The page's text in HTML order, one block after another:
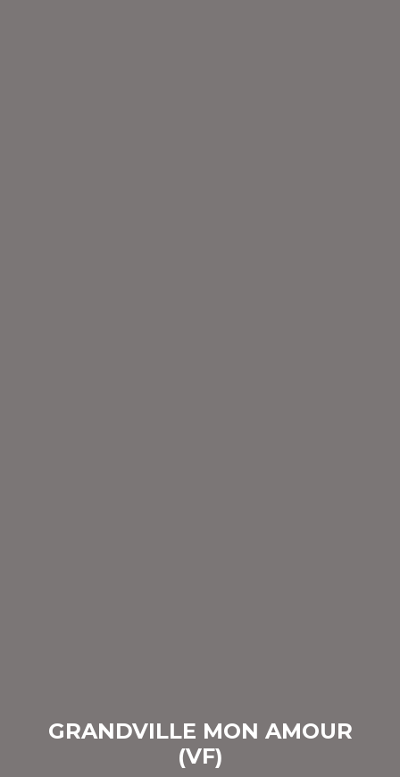
GRANDVILLE MON AMOUR
(VF)